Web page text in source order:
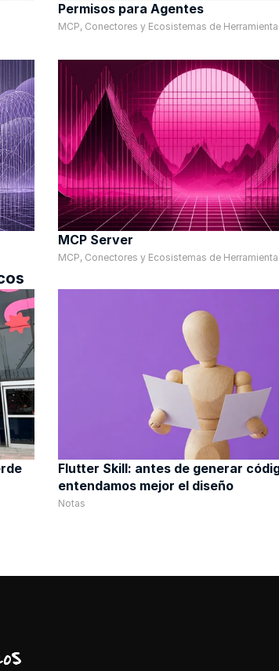
Permisos para Agentes
MCP, Conectores y Ecosistemas de
MCP Server
MCP, Conectores y Ecosistemas de
Flutter Skill: antes de generar
entendamos mejor el diseño
Notas